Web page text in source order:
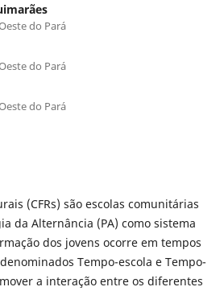
do Pará
do Pará
do Pará
(CFRs) são escolas comunitárias
da Alternância (PA) como sistema
dos jovens ocorre em tempos
Tempo-escola e Tempo-
a interação entre os diferentes